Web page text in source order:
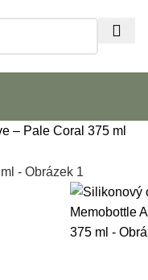
– Pale Coral 375 ml